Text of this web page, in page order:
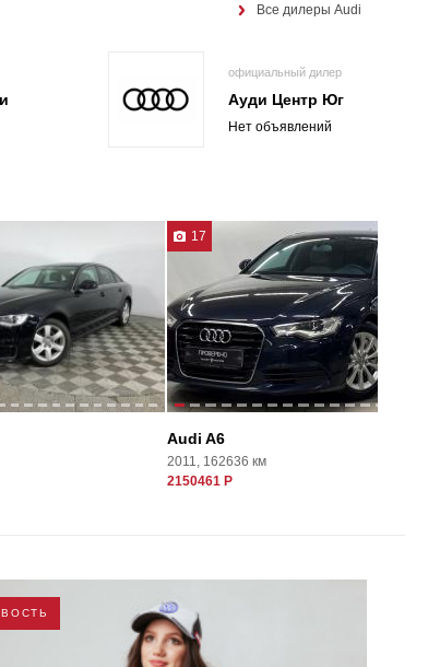
Все дилеры Audi
официальный дилер
Ауди Центр Юг
Нет объявлений
17
Audi A6
2011, 162636 км
2150461 Р